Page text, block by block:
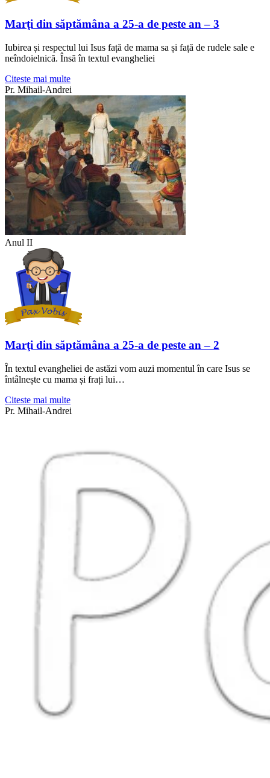
Marţi din săptămâna a 25-a de peste an – 3
Iubirea și respectul lui Isus față de mama sa și față de rudele sale e
neîndoielnică. Însă în textul evangheliei
Citeste mai multe
Pr. Mihail-Andrei
Anul II
Marţi din săptămâna a 25-a de peste an – 2
În textul evangheliei de astăzi vom auzi momentul în care Isus se
întâlnește cu mama și frați lui…
Citeste mai multe
Pr. Mihail-Andrei